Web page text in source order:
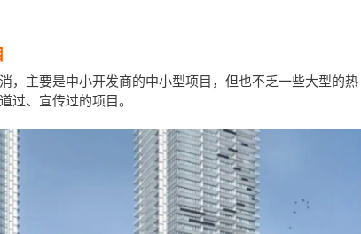
，主要是中小开发商的中小型项目，但也不乏一些大型的热
过、宣传过的项目。